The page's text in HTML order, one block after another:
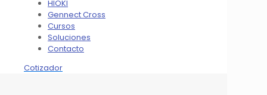
HIOKI
Gennect Cross
Cursos
Soluciones
Contacto
Cotizador